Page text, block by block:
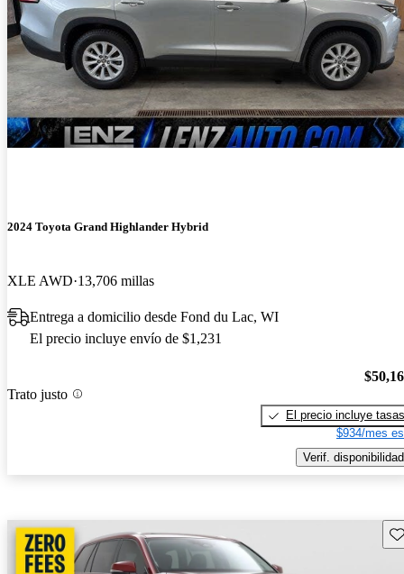
2024 Toyota Grand Highlander Hybrid
XLE AWD 13,706 millas
Entrega a domicilio desde Fond du Lac, WI
El precio incluye envío de $1,231
Trato justo
El precio incluye tasas
$934/mes
Verif. disponibilidad